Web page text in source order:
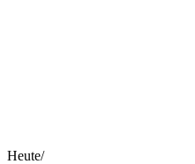
Heute/